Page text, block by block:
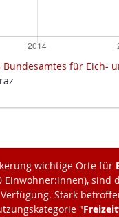
für Eich-
wichtige Orte für
Einwohner:innen), sind
Stark
"